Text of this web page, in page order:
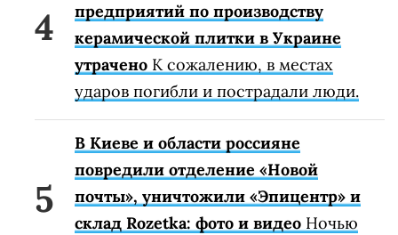
предприятий по производству
керамической плитки в Украине
утрачено К сожалению, в местах
ударов погибли и пострадали люди.
В Киеве и области россияне
повредили отделение «Новой
почты», уничтожили «Эпицентр» и
склад Rozetka: фото и видео Ночью